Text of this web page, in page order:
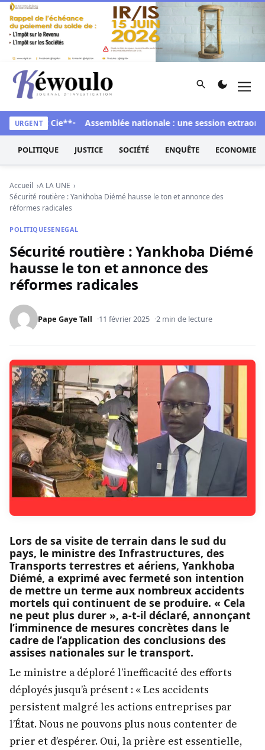
Aller au contenu
Kéwoulo, le premier site d'information et d'investigation
Rechercher
URGENT
et Cie** Assemblée nationale : une session
POLITIQUE JUSTICE SOCIÉTÉ ENQUÊTE ECONOMIE
Accueil
A LA UNE
Sécurité routière : Yankhoba Diémé hausse le ton et annonce des
réformes radicales
POLITIQUESENEGAL
Sécurité routière : Yankhoba Diémé
hausse le ton et annonce des
réformes radicales
Pape Gaye Tall 11 février 2025 2 min de lecture
Lors de sa visite de terrain dans le sud du
pays, le ministre des Infrastructures, des
Transports terrestres et aériens, Yankhoba
Diémé, a exprimé avec fermeté son intention
de mettre un terme aux nombreux accidents
mortels qui continuent de se produire. « Cela
ne peut plus durer », a-t-il déclaré, annonçant
l’imminence de mesures concrètes dans le
cadre de l’application des conclusions des
assises nationales sur le transport.
Le ministre a déploré l’inefficacité des efforts
déployés jusqu’à présent : « Les accidents
persistent malgré les actions entreprises par
l’État. Nous ne pouvons plus nous contenter de
prier et d’espérer. Oui, la prière est essentielle,